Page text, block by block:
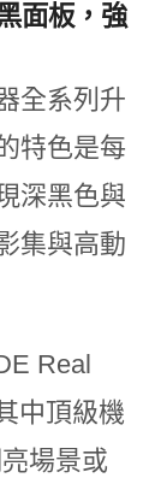
面板，強
全系列升
特色是每
深黑色與
集與高動
Real
中頂級機
場景或